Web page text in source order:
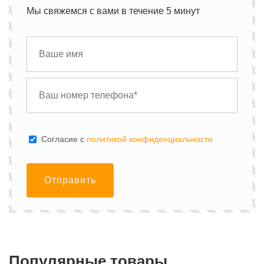
Мы свяжемся с вами в течение 5 минут
Cогласие с политикой конфиденциальности
Отправить